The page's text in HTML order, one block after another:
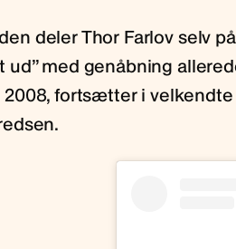
deler Thor Farlov selv
ud” med genåbning
fortsætter i